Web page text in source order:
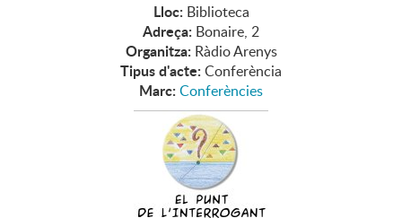
Lloc: Biblioteca
Adreça: Bonaire, 2
Organitza: Ràdio Arenys
Tipus d'acte: Conferència
Marc: Conferències